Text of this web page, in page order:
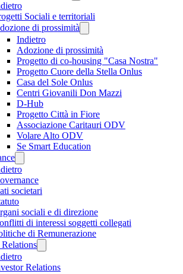
Sociali e territoriali
di prossimità
Indietro
Adozione di prossimità
Progetto di co-housing "Casa Nostra"
Progetto Cuore della Stella Onlus
Casa del Sole Onlus
Centri Giovanili Don Mazzi
D-Hub
Progetto Città in Fiore
Associazione Caritauri ODV
Volare Alto ODV
Se Smart Education
societari
sociali e di direzione
di interessi soggetti collegati
di Remunerazione
Relations